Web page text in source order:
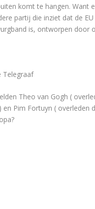
komt te hangen. Want
partij die inziet dat de
is, ontworpen door
Telegraaf
Theo van Gogh (
en Pim Fortuyn ( overleden